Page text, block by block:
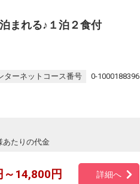
まれる♪１泊２食付
ターネットコース番号 0-1000188396
あたりの代金
～14,800円 詳細へ